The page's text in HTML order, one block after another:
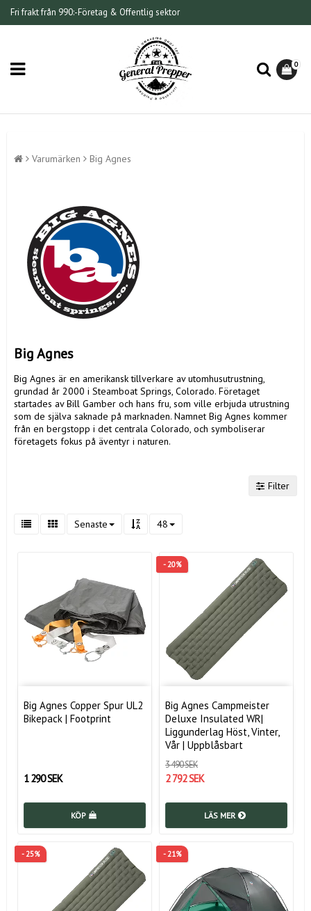
Fri frakt från 990:-Företag & Offentlig sektor
0
Varumärken Big Agnes
Big Agnes
Big Agnes är en amerikansk tillverkare av utomhusutrustning,
grundad år 2000 i Steamboat Springs, Colorado. Företaget
startades av Bill Gamber och hans fru, som ville erbjuda utrustning
som de själva saknade på marknaden. Namnet Big Agnes kommer
från en bergstopp i det centrala Colorado, och symboliserar
företagets fokus på äventyr i naturen.
Filter
Senaste 48
Big Agnes Copper Spur UL2
Bikepack | Footprint
1 290 SEK
KÖP
- 20%
Big Agnes Campmeister
Deluxe Insulated WR|
Liggunderlag Höst, Vinter,
Vår | Uppblåsbart
3 490 SEK
2 792 SEK
LÄS MER
- 25% - 21%